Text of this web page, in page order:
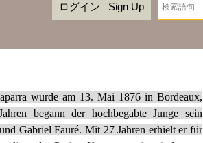
ログイン Sign Up
wurde am 13. Mai 1876 in Bordeaux,
begann der hochbegabte Junge sein
Gabriel Fauré. Mit 27 Jahren erhielt er für